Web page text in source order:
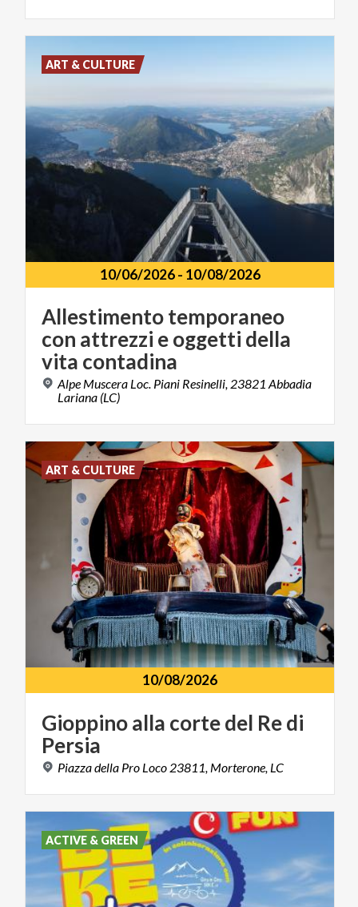
10/06/2026- 10/08/2026
Allestimento temporaneo
con attrezzi e oggetti della
vita contadina
Alpe Muscera Loc. Piani Resinelli, 23821 Abbadia
Lariana (LC)
ART & CULTURE
10/08/2026
Gioppinoalla cortedel Redi
Persia
Piazzadella Pro Loco 23811, Morterone, LC
ART & CULTURE
ACTIVE & GREEN